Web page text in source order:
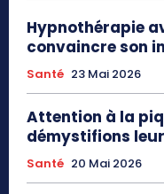
Hypnothérapie
convaincre son
Santé 23 Mai 2026
Attention à la
démystifions
Santé 20 Mai 2026